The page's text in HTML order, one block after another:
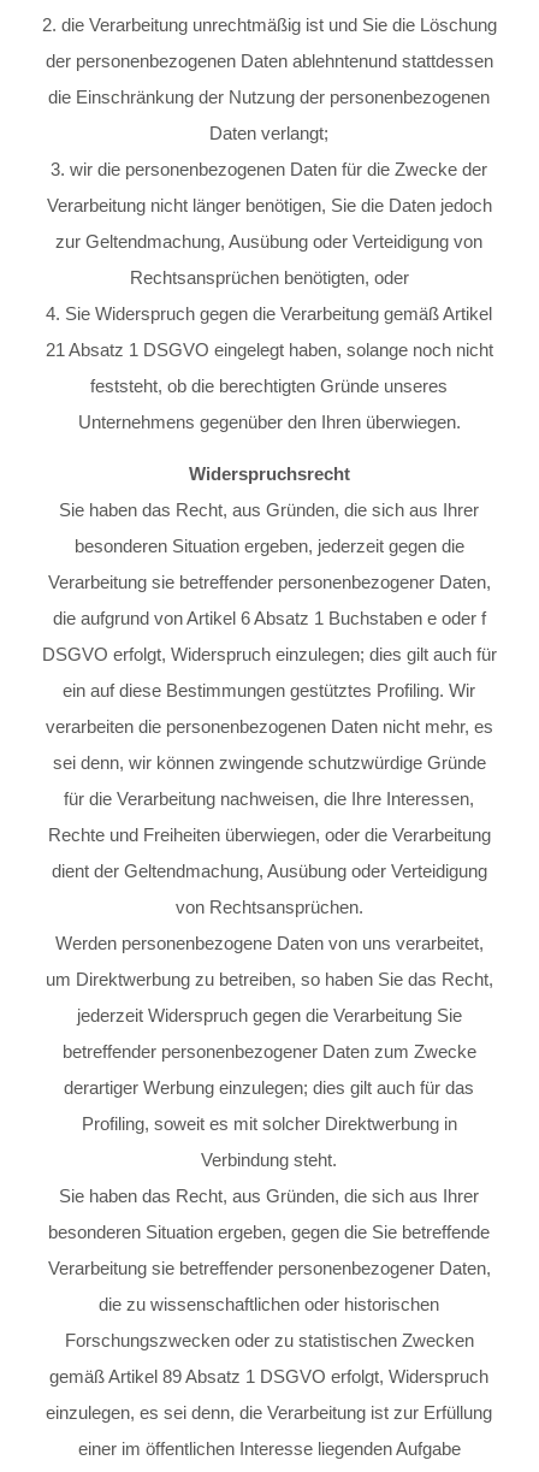
2. die Verarbeitung unrechtmäßig ist und Sie die Löschung
der personenbezogenen Daten ablehntenund stattdessen
die Einschränkung der Nutzung der personenbezogenen
Daten verlangt;
3. wir die personenbezogenen Daten für die Zwecke der
Verarbeitung nicht länger benötigen, Sie die Daten jedoch
zur Geltendmachung, Ausübung oder Verteidigung von
Rechtsansprüchen benötigten, oder
4. Sie Widerspruch gegen die Verarbeitung gemäß Artikel
21 Absatz 1 DSGVO eingelegt haben, solange noch nicht
feststeht, ob die berechtigten Gründe unseres
Unternehmens gegenüber den Ihren überwiegen.
Widerspruchsrecht
Sie haben das Recht, aus Gründen, die sich aus Ihrer
besonderen Situation ergeben, jederzeit gegen die
Verarbeitung sie betreffender personenbezogener Daten,
die aufgrund von Artikel 6 Absatz 1 Buchstaben e oder f
DSGVO erfolgt, Widerspruch einzulegen; dies gilt auch für
ein auf diese Bestimmungen gestütztes Profiling. Wir
verarbeiten die personenbezogenen Daten nicht mehr, es
sei denn, wir können zwingende schutzwürdige Gründe
für die Verarbeitung nachweisen, die Ihre Interessen,
Rechte und Freiheiten überwiegen, oder die Verarbeitung
dient der Geltendmachung, Ausübung oder Verteidigung
von Rechtsansprüchen.
Werden personenbezogene Daten von uns verarbeitet,
um Direktwerbung zu betreiben, so haben Sie das Recht,
jederzeit Widerspruch gegen die Verarbeitung Sie
betreffender personenbezogener Daten zum Zwecke
derartiger Werbung einzulegen; dies gilt auch für das
Profiling, soweit es mit solcher Direktwerbung in
Verbindung steht.
Sie haben das Recht, aus Gründen, die sich aus Ihrer
besonderen Situation ergeben, gegen die Sie betreffende
Verarbeitung sie betreffender personenbezogener Daten,
die zu wissenschaftlichen oder historischen
Forschungszwecken oder zu statistischen Zwecken
gemäß Artikel 89 Absatz 1 DSGVO erfolgt, Widerspruch
einzulegen, es sei denn, die Verarbeitung ist zur Erfüllung
einer im öffentlichen Interesse liegenden Aufgabe